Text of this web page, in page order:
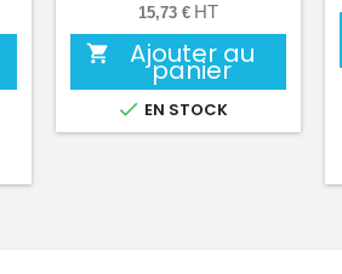
15,73 € HT
 Ajouter au
panier
 EN STOCK